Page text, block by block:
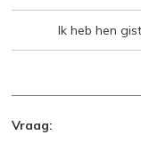
Ik heb hen
Vraag: